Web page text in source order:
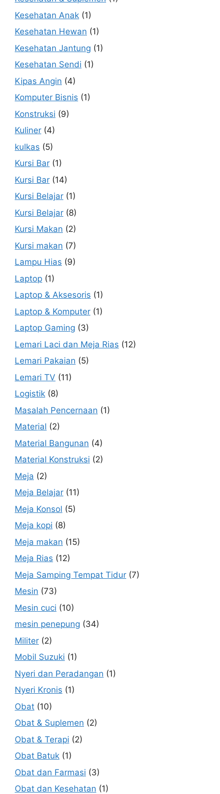
Kesehatan Anak (1)
Kesehatan Hewan (1)
Kesehatan Jantung (1)
Kesehatan Sendi (1)
Kipas Angin (4)
Komputer Bisnis (1)
Konstruksi (9)
Kuliner (4)
kulkas (5)
Kursi Bar (1)
Kursi Bar (14)
Kursi Belajar (1)
Kursi Belajar (8)
Kursi Makan (2)
Kursi makan (7)
Lampu Hias (9)
Laptop (1)
Laptop & Aksesoris (1)
Laptop & Komputer (1)
Laptop Gaming (3)
Lemari Laci dan Meja Rias (12)
Lemari Pakaian (5)
Lemari TV (11)
Logistik (8)
Masalah Pencernaan (1)
Material (2)
Material Bangunan (4)
Material Konstruksi (2)
Meja (2)
Meja Belajar (11)
Meja Konsol (5)
Meja kopi (8)
Meja makan (15)
Meja Rias (12)
Meja Samping Tempat Tidur (7)
Mesin (73)
Mesin cuci (10)
mesin penepung (34)
Militer (2)
Mobil Suzuki (1)
Nyeri dan Peradangan (1)
Nyeri Kronis (1)
Obat (10)
Obat & Suplemen (2)
Obat & Terapi (2)
Obat Batuk (1)
Obat dan Farmasi (3)
Obat dan Kesehatan (1)